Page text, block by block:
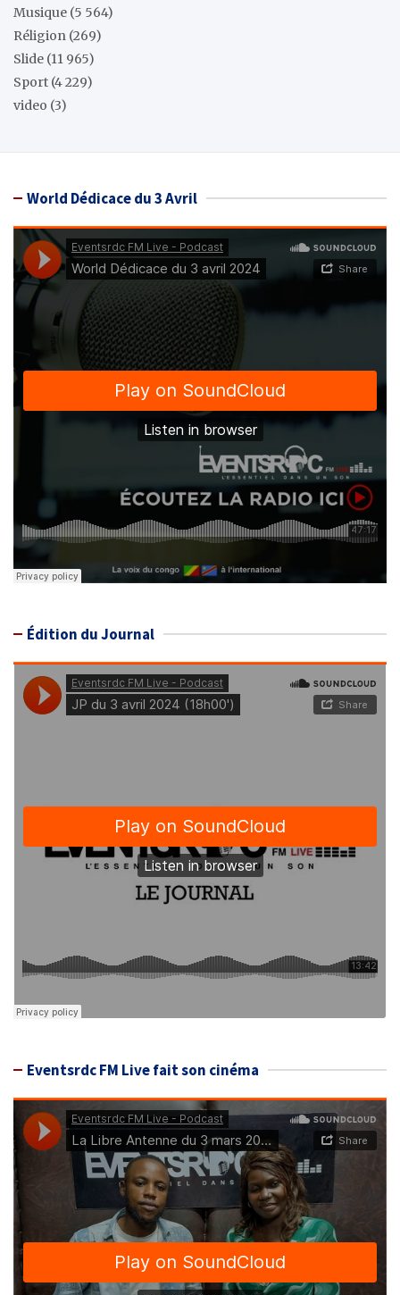
Musique (5 564)
Réligion (269)
Slide (11 965)
Sport (4 229)
video (3)
World Dédicace du 3 Avril
Édition du Journal
Eventsrdc FM Live fait son cinéma